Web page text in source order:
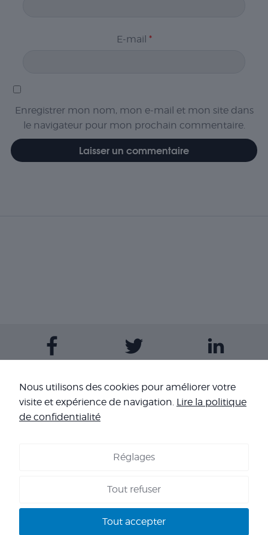
E-mail *
Enregistrer mon nom, mon e-mail et mon site dans
le navigateur pour mon prochain commentaire.
Contactez-nous
Copyright 2026 - Corpo’Events Agence événementielle
SIRET : 484 434 477 00036 - TVA : FR70 484 434 477 - RC :
HISCOX HA RCP0278466 - CNIL : 1245532 - AGENT VOYAGES :
Nous utilisons des cookies pour améliorer votre
visite et expérience de navigation. Lire la politique
de confidentialité
Réglages
Tout refuser
Tout accepter